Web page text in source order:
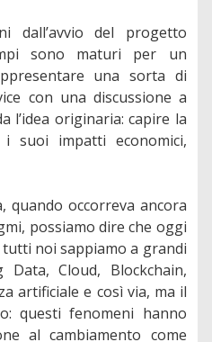
del progetto
sono maturi per un
una sorta di
con una discussione a
l’idea originaria: capire la
suoi impatti economici,
quando occorreva ancora
possiamo dire che oggi
noi sappiamo a grandi
Cloud, Blockchain,
artificiale e così via, ma il
questi fenomeni hanno
al cambiamento come